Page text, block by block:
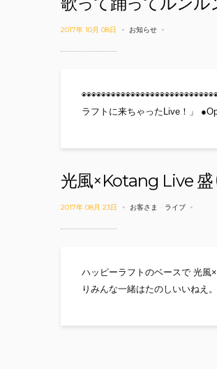
2017年 10月 08日 お知らせ
ラフトに来ちゃったLive！」
光風×Kotang Live 盛
2017年 08月 23日 お客さま - ライブ
ハッピーラフトのベースで 光風
りみんな一緒はたのしいいねえ